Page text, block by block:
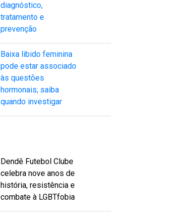
diagnóstico,
tratamento e
prevenção
Baixa libido feminina
pode estar associado
às questões
hormonais; saiba
quando investigar
Dendê Futebol Clube
celebra nove anos de
história, resistência e
combate à LGBTfobia